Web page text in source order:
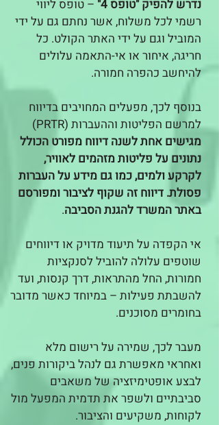
נדרש להפיק "טופס 4"
– טופס ליווי
רשמי לכל משלוח, אשר נחתם גם על ידי
המוביל וגם על ידי האתר הקולט. כל
חריגה, איחור או אי-התאמה עלולים
להיחשב כהפרה חמורה.
בנוסף לכך, מפעלים המחויבים בדיווח
למרשם הפליטות וההעברות (PRTR)
מגישים אחת לשנה דיווח מפורט הכולל
נתונים על פליטות מזהמים לאוויר,
לקרקע ולמים, כמו גם מידע על העברות
פסולת. דיווח זה שקוף לציבור ומפורסם
באתר המשרד להגנת הסביבה.
אי הקפדה על תיעוד מדויק או דיווחים
שוטפים עלולה להוביל לסנקציות
חמורות, החל מהתראות, דרך קנסות, ועד
להשבתת פעילות – במיוחד כאשר מדובר
בחומרים מסוכנים.
מעבר לכך, שמירה על רישום מלא
ואחראי מאפשרת גם לנהל ביקורות פנים,
לבצע אופטימיזציה של משאבים
סביבתיים ולשפר את תדמית המפעל מול
לקוחות, משקיעים והציבור.